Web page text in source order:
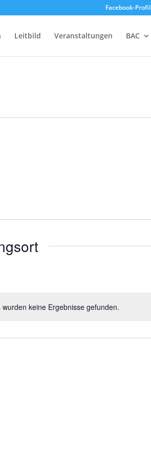
Facebook-Profil
Leitbild Veranstaltungen BAC
Hinweis
wurden keine Ergebnisse gefunden.